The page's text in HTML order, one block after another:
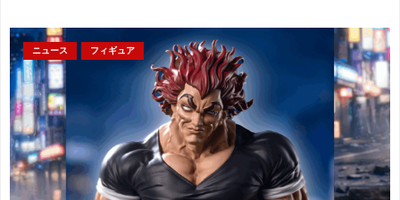
ニュース フィギュア